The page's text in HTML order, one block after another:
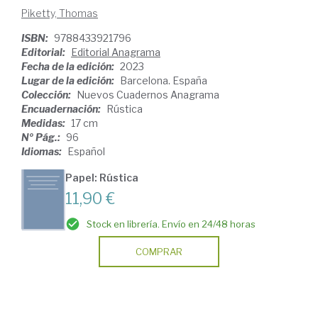
Piketty, Thomas
ISBN: 9788433921796
Editorial: Editorial Anagrama
Fecha de la edición: 2023
Lugar de la edición: Barcelona. España
Colección: Nuevos Cuadernos Anagrama
Encuadernación: Rústica
Medidas: 17 cm
Nº Pág.: 96
Idiomas: Español
Papel: Rústica
11,90 €
Stock en librería. Envío en 24/48 horas
COMPRAR